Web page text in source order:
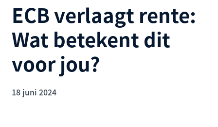
ECB verlaagt rente:
Wat betekent dit
voor jou?
18 juni 2024